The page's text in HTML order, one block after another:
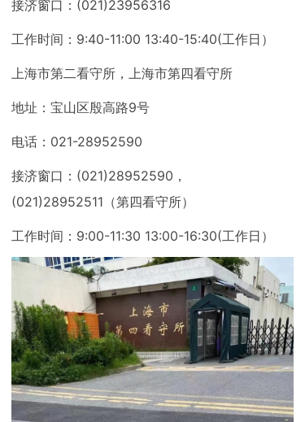
接济窗口：(021)23956316
工作时间：9:40-11:00 13:40-15:40(工作日）
上海市第二看守所，上海市第四看守所
地址：宝山区殷高路9号
电话：021-28952590
接济窗口：(021)28952590，
(021)28952511（第四看守所）
工作时间：9:00-11:30 13:00-16:30(工作日）